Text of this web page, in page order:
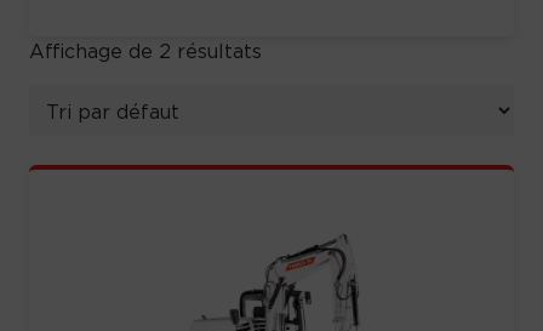
Affichage de 2 résultats